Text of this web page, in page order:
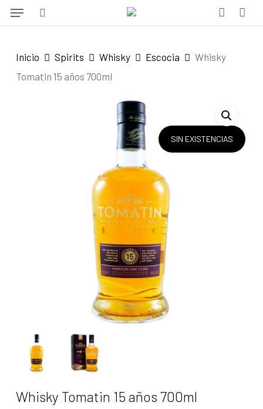
Skip
content
Menu
Inicio Spirits Whisky Escocia
Whisky
Tomatin 15 años 700ml
Whisky Tomatin 15 años 700ml
SIN EXISTENCIAS